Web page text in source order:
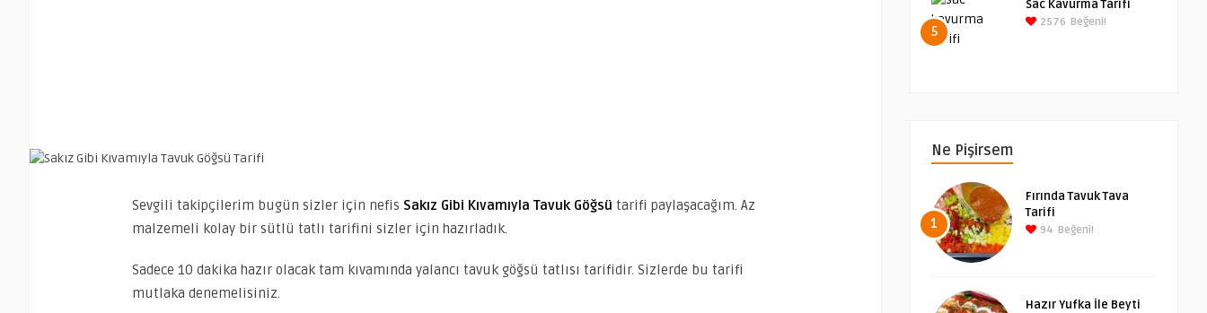
Sevgili takipçilerim bugün sizler için nefis Sakız Gibi Kıvamıyla Tavuk Göğsü tarifi paylaşacağım. Az
malzemeli kolay bir sütlü tatlı tarifini sizler için hazırladık.
Sadece 10 dakika hazır olacak tam kıvamında yalancı tavuk göğsü tatlısı tarifidir. Sizlerde bu tarifi
mutlaka denemelisiniz.
5
Sac Kavurma Tarifi
2576 Beğeni!
Ne Pişirsem
1
Fırında Tavuk Tava
Tarifi
94 Beğeni!
Hazır Yufka İle Beyti